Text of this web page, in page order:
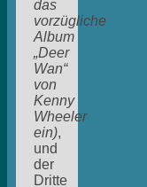
das
vorzügliche
Album
„Deer
Wan“
von
Kenny
Wheeler
ein),
und
der
Dritte